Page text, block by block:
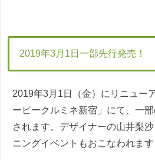
2019年3月1日一部先行発売！
2019年3月1日（金）にリニュー
ーピークルミネ新宿」にて、一
されます。デザイナーの山井梨
ニングイベントもおこなわれます